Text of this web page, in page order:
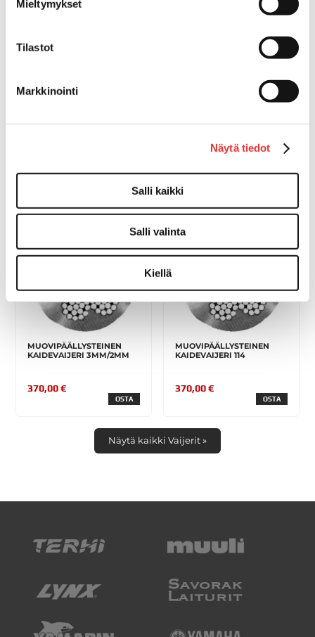
Mieltymykset
Tilastot
Markkinointi
Näytä tiedot
Salli kaikki
Salli valinta
Kiellä
110,00 € 200,00 €
MUOVIPÄÄLLYSTEINEN
KAIDEVAIJERI 3MM/2MM
370,00 €
OSTA
MUOVIPÄÄLLYSTEINEN
KAIDEVAIJERI 114
370,00 €
OSTA
Näytä kaikki Vaijerit »